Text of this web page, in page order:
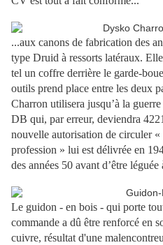
...aux canons de fabrication des
type Druid à ressorts latéraux.
tel un coffre derrière le garde-
outils prend place entre les deux
Charron utilisera jusqu’à la
DB qui, par erreur, deviendra
nouvelle autorisation de circuler «
profession » lui est délivrée en
des années 50 avant d’être
Le guidon - en bois - qui porte
commande a dû être renforcé en
cuivre, résultat d'une